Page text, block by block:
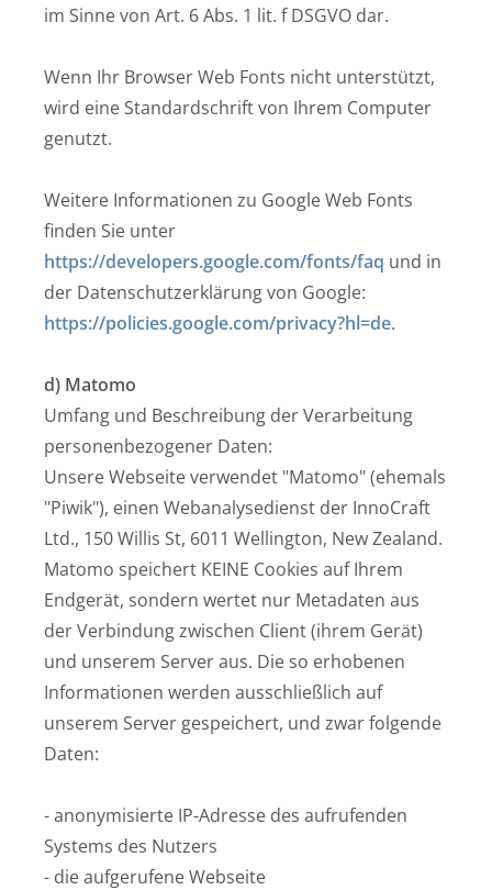
im Sinne von Art. 6 Abs. 1 lit. f DSGVO dar.
Wenn Ihr Browser Web Fonts nicht unterstützt,
wird eine Standardschrift von Ihrem Computer
genutzt.
Weitere Informationen zu Google Web Fonts
finden Sie unter
https://developers.google.com/fonts/faq und in
der Datenschutzerklärung von Google:
https://policies.google.com/privacy?hl=de.
d) Matomo
Umfang und Beschreibung der Verarbeitung
personenbezogener Daten:
Unsere Webseite verwendet "Matomo" (ehemals
"Piwik"), einen Webanalysedienst der InnoCraft
Ltd., 150 Willis St, 6011 Wellington, New Zealand.
Matomo speichert KEINE Cookies auf Ihrem
Endgerät, sondern wertet nur Metadaten aus
der Verbindung zwischen Client (ihrem Gerät)
und unserem Server aus. Die so erhobenen
Informationen werden ausschließlich auf
unserem Server gespeichert, und zwar folgende
Daten:
- anonymisierte IP-Adresse des aufrufenden
Systems des Nutzers
- die aufgerufene Webseite